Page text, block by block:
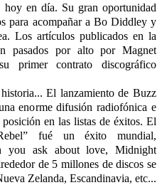
en día. Su gran oportunidad
para acompañar a Bo Diddley y
Los artículos publicados en la
pasados por alto por Magnet
primer contrato discográfico
El lanzamiento de Buzz
enorme difusión radiofónica e
en las listas de éxitos. El
fué un éxito mundial,
you ask about love, Midnight
de 5 millones de discos se
Zelanda, Escandinavia, etc...